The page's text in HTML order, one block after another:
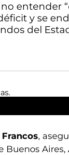
entender
y se
del
,
Buenos Aires,